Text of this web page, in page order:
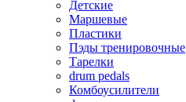
Детские
Маршевые
Пластики
Пэды тренировочные
Тарелки
drum pedals
Комбоусилители